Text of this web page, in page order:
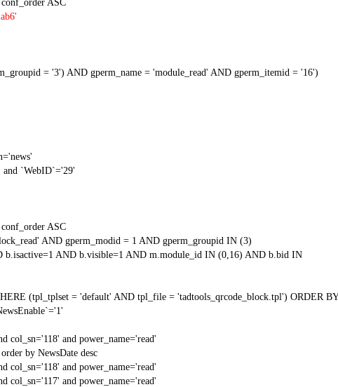
ASC
= '3') AND gperm_name = 'module_read' AND gperm_itemid = '16')
and `WebID`='29'
ASC
AND gperm_modid = 1 AND gperm_groupid IN (3)
AND b.visible=1 AND m.module_id IN (0,16) AND b.bid IN
(tpl_tplset = 'default' AND tpl_file = 'tadtools_qrcode_block.tpl') ORDER
col_sn='118' and power_name='read'
by NewsDate desc
col_sn='118' and power_name='read'
col_sn='117' and power_name='read'